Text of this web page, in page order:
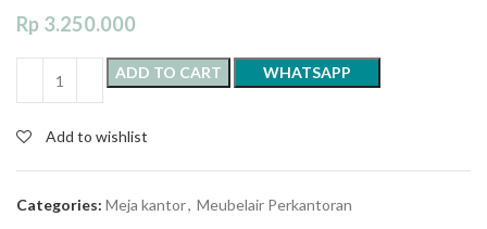
Rp 3.250.000
ADD TO CART WHATSAPP
Add to wishlist
Categories: Meja kantor, Meubelair Perkantoran